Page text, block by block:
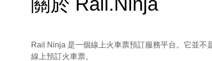
Rail Ninja 是一個線上火車票預訂服務平台。它並
線上預訂火車票。